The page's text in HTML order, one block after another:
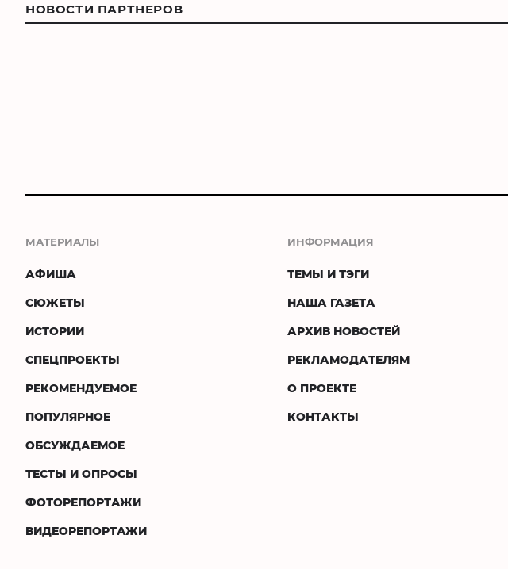
НОВОСТИ ПАРТНЕРОВ
МАТЕРИАЛЫ
АФИША
СЮЖЕТЫ
ИСТОРИИ
СПЕЦПРОЕКТЫ
РЕКОМЕНДУЕМОЕ
ПОПУЛЯРНОЕ
ОБСУЖДАЕМОЕ
ТЕСТЫ И ОПРОСЫ
ФОТОРЕПОРТАЖИ
ВИДЕОРЕПОРТАЖИ
ИНФОРМАЦИЯ
ТЕМЫ И ТЭГИ
НАША ГАЗЕТА
АРХИВ НОВОСТЕЙ
РЕКЛАМОДАТЕЛЯМ
О ПРОЕКТЕ
КОНТАКТЫ